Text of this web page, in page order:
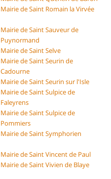
Mairie de Saint Romain la Virvée
Mairie de Saint Sauveur de
Puynormand
Mairie de Saint Selve
Mairie de Saint Seurin de
Cadourne
Mairie de Saint Seurin sur l'Isle
Mairie de Saint Sulpice de
Faleyrens
Mairie de Saint Sulpice de
Pommiers
Mairie de Saint Symphorien
Mairie de Saint Vincent de Paul
Mairie de Saint Vivien de Blaye